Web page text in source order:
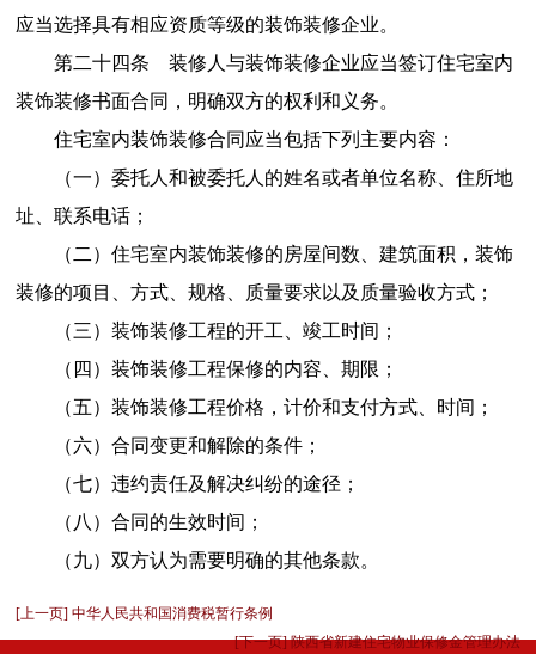
应当选择具有相应资质等级的装饰装修企业。
第二十四条 装修人与装饰装修企业应当签订住宅室内
装饰装修书面合同，明确双方的权利和义务。
住宅室内装饰装修合同应当包括下列主要内容：
（一）委托人和被委托人的姓名或者单位名称、住所地
址、联系电话；
（二）住宅室内装饰装修的房屋间数、建筑面积，装饰
装修的项目、方式、规格、质量要求以及质量验收方式；
（三）装饰装修工程的开工、竣工时间；
（四）装饰装修工程保修的内容、期限；
（五）装饰装修工程价格，计价和支付方式、时间；
（六）合同变更和解除的条件；
（七）违约责任及解决纠纷的途径；
（八）合同的生效时间；
（九）双方认为需要明确的其他条款。
[上一页] 中华人民共和国消费税暂行条例
[下一页] 陕西省新建住宅物业保修金管理办法